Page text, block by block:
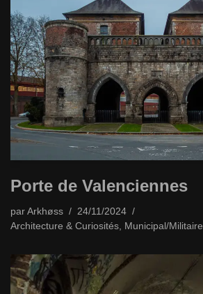
Porte de Valenciennes
par Arkhøss
24/11/2024
Architecture & Curiosités
Municipal/Militaire